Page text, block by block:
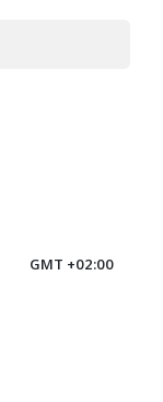
GMT +02:00